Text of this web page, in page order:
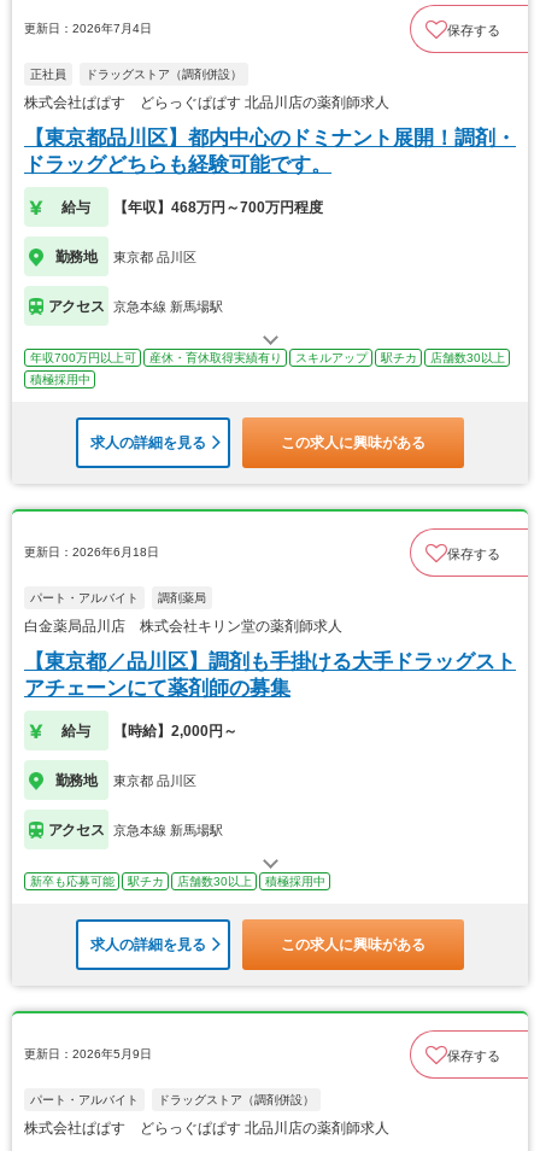
更新日：2026年7月4日 保存する
正社員 ドラッグストア（調剤併設）
株式会社ぱぱす どらっぐぱぱす 北品川店の薬剤師求人
【東京都品川区】都内中心のドミナント展開！調剤・
ドラッグどちらも経験可能です。
給与 【年収】468万円～700万円程度
勤務地 東京都 品川区
アクセス 京急本線 新馬場駅
年収700万円以上可 産休・育休取得実績有り スキルアップ 駅チカ
店舗数30以上
積極採用中
求人の詳細を見る この求人に興味がある
更新日：2026年6月18日 保存する
パート・アルバイト 調剤薬局
白金薬局品川店 株式会社キリン堂の薬剤師求人
【東京都／品川区】調剤も手掛ける大手ドラッグスト
アチェーンにて薬剤師の募集
給与 【時給】2,000円～
勤務地 東京都 品川区
アクセス 京急本線 新馬場駅
新卒も応募可能 駅チカ 店舗数30以上 積極採用中
求人の詳細を見る この求人に興味がある
更新日：2026年5月9日 保存する
パート・アルバイト ドラッグストア（調剤併設）
株式会社ぱぱす どらっぐぱぱす 北品川店の薬剤師求人